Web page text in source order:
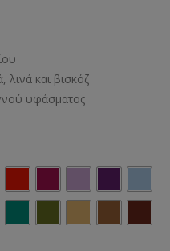
λινά και βισκόζ
υφάσματος